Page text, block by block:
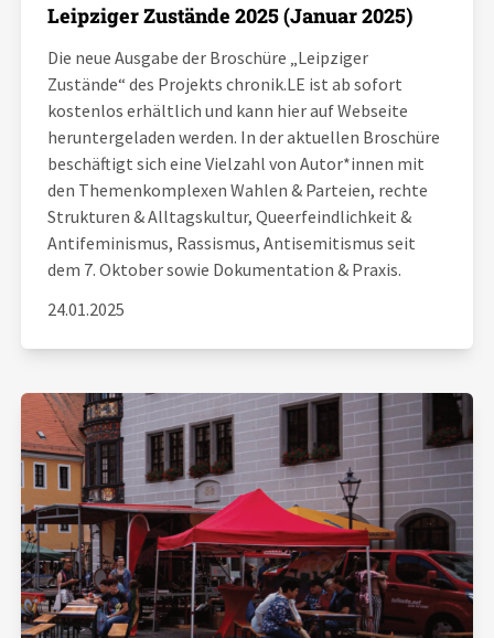
Veranstaltungen
Pressemitteilungen
Podcasts
Über uns
Projektbeschreibung
Kontakt
Unterstützer_innen
Spenden
Leipziger Zustände 2025 (Januar 2025)
Die neue Ausgabe der Broschüre „Leipziger
Zustände“ des Projekts chronik.LE ist ab sofort
kostenlos erhältlich und kann hier auf Webseite
heruntergeladen werden. In der aktuellen Broschüre
beschäftigt sich eine Vielzahl von Autor*innen mit
den Themenkomplexen Wahlen & Parteien, rechte
Strukturen & Alltagskultur, Queerfeindlichkeit &
Antifeminismus, Rassismus, Antisemitismus seit
dem 7. Oktober sowie Dokumentation & Praxis.
24.01.2025